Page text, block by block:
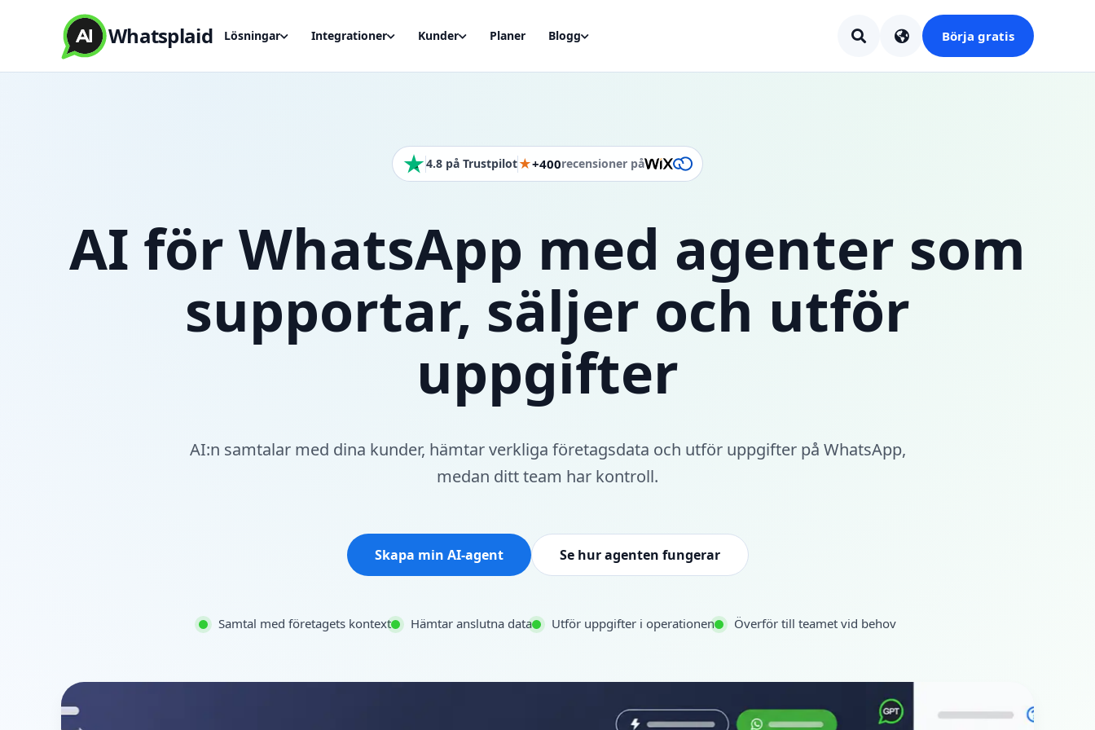
Whatsplaid Lösningar Integrationer Kunder Planer Blogg Börja gratis
4.8 på Trustpilot★+400recensioner på
AI för WhatsApp med agenter som
supportar, säljer och utför
uppgifter
AI:n samtalar med dina kunder, hämtar verkliga företagsdata och utför uppgifter på WhatsApp,
medan ditt team har kontroll.
Skapa min AI-agent Se hur agenten fungerar
Samtal med företagets kontext Hämtar anslutna data Utför uppgifter i operationen Överför till teamet vid behov